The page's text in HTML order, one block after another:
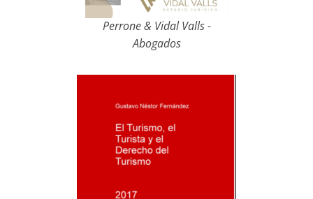
Perrone & Vidal Valls -
Abogados